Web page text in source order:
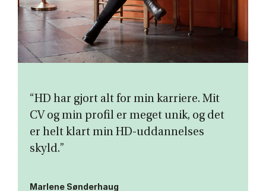
“HD har gjort alt for min karriere. Mit
CV og min profil er meget unik, og det
er helt klart min HD-uddannelses
skyld.”
Marlene Sønderhaug